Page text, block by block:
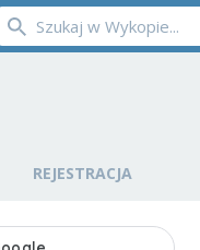
REJESTRACJA